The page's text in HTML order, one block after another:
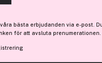
på lager
bästa erbjudanden via e-post.
för att avsluta prenumerationen.